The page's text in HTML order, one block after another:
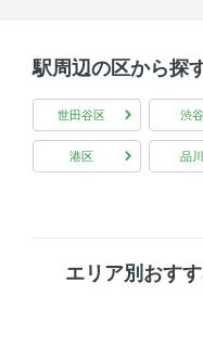
駅周辺の区から探
世田谷区 渋
港区 品
エリア別おす